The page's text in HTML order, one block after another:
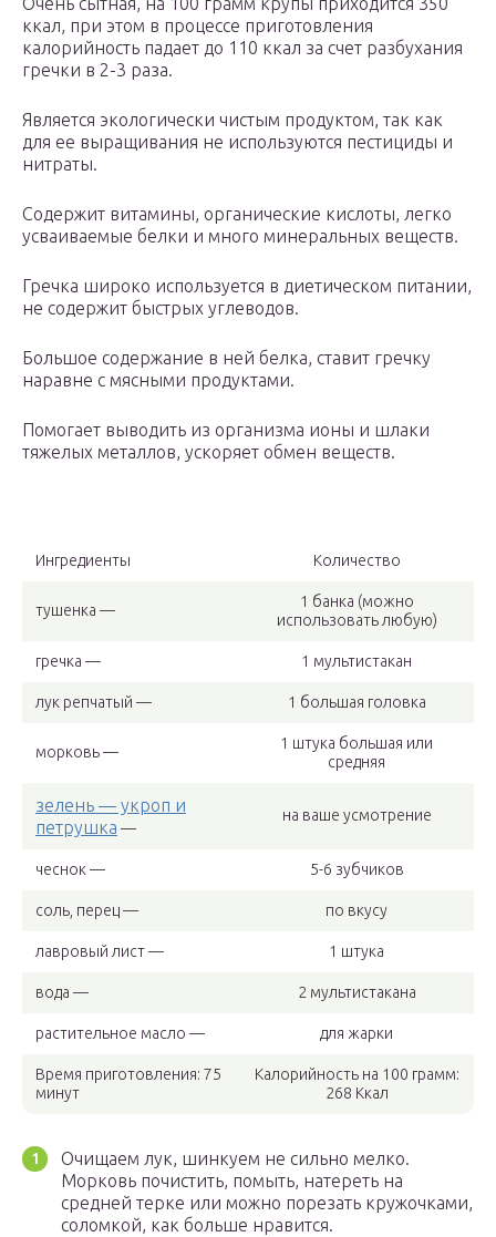
ккал, при этом в процессе приготовления
калорийность падает до 110 ккал за счет разбухания
гречки в 2-3 раза.
Является экологически чистым продуктом, так как
для ее выращивания не используются пестициды и
нитраты.
Содержит витамины, органические кислоты, легко
усваиваемые белки и много минеральных веществ.
Гречка широко используется в диетическом питании,
не содержит быстрых углеводов.
Большое содержание в ней белка, ставит гречку
наравне с мясными продуктами.
Помогает выводить из организма ионы и шлаки
тяжелых металлов, ускоряет обмен веществ.
Ингредиенты Количество
тушенка —
1 банка (можно
использовать любую)
гречка — 1 мультистакан
лук репчатый — 1 большая головка
морковь —
1 штука большая или
средняя
зелень — укроп и
петрушка —
на ваше усмотрение
чеснок — 5-6 зубчиков
соль, перец — по вкусу
лавровый лист — 1 штука
вода — 2 мультистакана
растительное масло — для жарки
Время приготовления: 75
минут
Калорийность на 100 грамм:
268 Ккал
Очищаем лук, шинкуем не сильно мелко.
Морковь почистить, помыть, натереть на
средней терке или можно порезать кружочками,
соломкой, как больше нравится.